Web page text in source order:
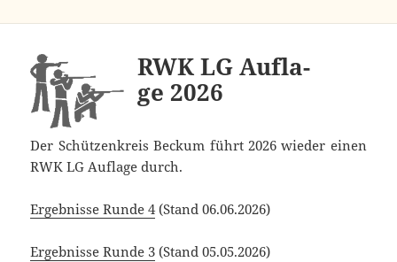
RWK LG Auf­la­
ge 2026
Der Schüt­zen­kreis Beckum führt 2026 wie­der einen
RWK LG Auf­la­ge durch.
Ergeb­nis­se Run­de 4(Stand 06.06.2026)
Ergeb­nis­se Run­de 3 (Stand 05.05.2026)